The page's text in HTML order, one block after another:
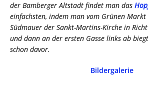
der Bamberger Altstadt findet man das
einfachsten, indem man vom Grünen
Südmauer der Sankt-Martins-Kirche in
und dann an der ersten Gasse links ab
schon davor.
Bildergalerie